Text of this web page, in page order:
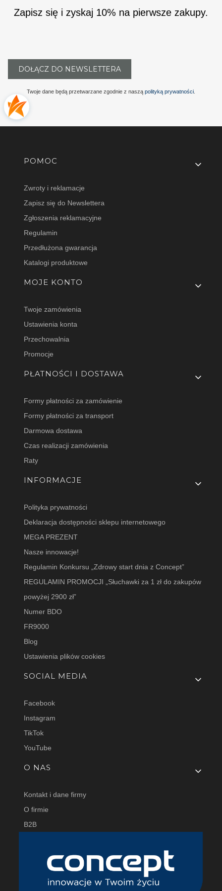
Zapisz się i zyskaj 10% na pierwsze zakupy.
DOŁĄCZ DO NEWSLETTERA
Twoje dane będą przetwarzane zgodnie z naszą polityką prywatności
Linki w stopce
POMOC
Zwroty i reklamacje
Zapisz się do Newslettera
Zgłoszenia reklamacyjne
Regulamin
Przedłużona gwarancja
Katalogi produktowe
MOJE KONTO
Twoje zamówienia
Ustawienia konta
Przechowalnia
Promocje
PŁATNOŚCI I DOSTAWA
Formy płatności za zamówienie
Formy płatności za transport
Darmowa dostawa
Czas realizacji zamówienia
Raty
INFORMACJE
Polityka prywatności
Deklaracja dostępności sklepu internetowego
MEGA PREZENT
Nasze innowacje!
Regulamin Konkursu „Zdrowy start dnia z Concept”
REGULAMIN PROMOCJI „Słuchawki za 1 zł do zakupów
powyżej 2900 zł”
Numer BDO
FR9000
Blog
Ustawienia plików cookies
SOCIAL MEDIA
Facebook
Instagram
TikTok
YouTube
O NAS
Kontakt i dane firmy
O firmie
B2B